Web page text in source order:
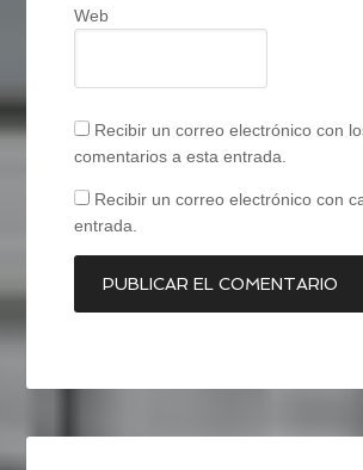
Web
Recibir un correo electrónico con
comentarios a esta entrada.
Recibir un correo electrónico con
entrada.